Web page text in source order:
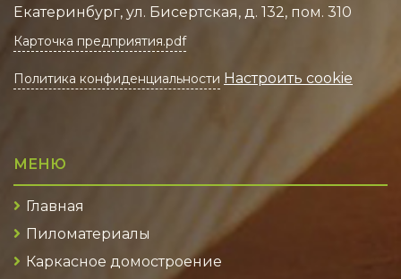
Екатеринбург, ул. Бисертская, д. 132, пом. 310
Карточка предприятия.pdf
Политика конфиденциальности Настроить cookie
МЕНЮ
Главная
Пиломатериалы
Каркасное домостроение